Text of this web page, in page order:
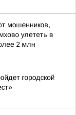
мошенников,
улететь в
2 млн
городской